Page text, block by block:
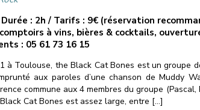
: 2h / Tarifs : 9€ (réservation
à vins, bières & cocktails,
: 05 61 73 16 15
à Toulouse, the Black Cat Bones est un groupe
aux paroles d’une chanson de Muddy
commune aux 4 membres du groupe
Cat Bones est assez large, entre […]